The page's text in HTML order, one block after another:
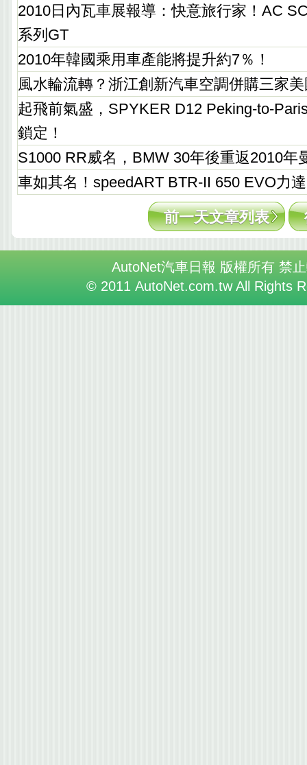
2010日內瓦車展報導：快意旅行家！AC
系列GT
2010年韓國乘用車產能將提升約7％！
風水輪流轉？浙江創新汽車空調併購三家
起飛前氣盛，SPYKER D12 Peking-to-
鎖定！
S1000 RR威名，BMW 30年後重返2010年
車如其名！speedART BTR-II 650 EVO力
前一天文章列表
AutoNet汽車日報 版權所有 禁
© 2011 AutoNet.com.tw All Rights